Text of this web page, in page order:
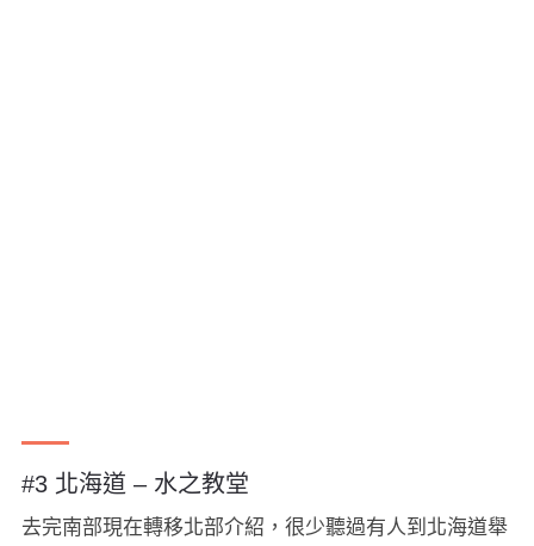
#3 北海道 – 水之教堂
去完南部現在轉移北部介紹，很少聽過有人到北海道舉